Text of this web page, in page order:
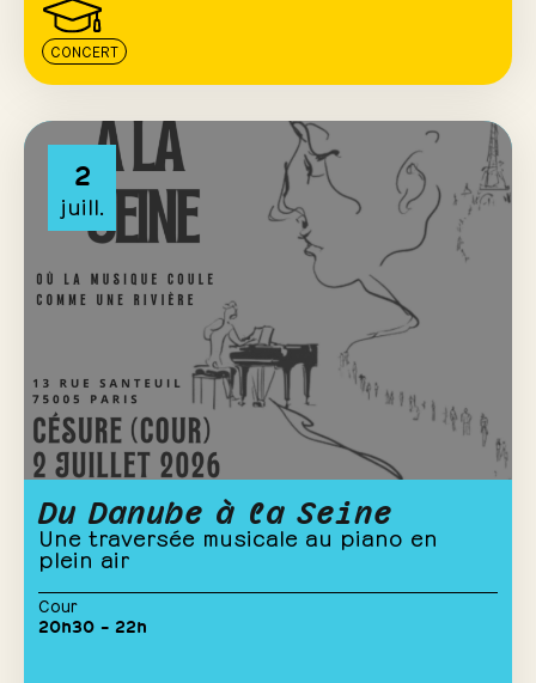
CONCERT
2
juill.
Du Danube à la Seine
Une traversée musicale au piano en
plein air
Cour
20h30 – 22h